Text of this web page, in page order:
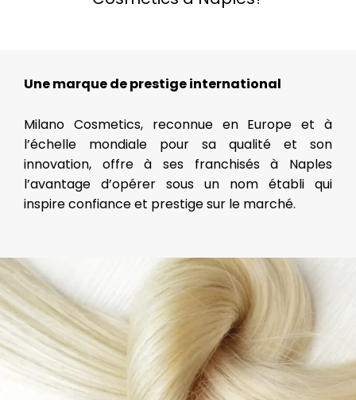
Une marque de prestige international
Milano Cosmetics, reconnue en Europe et à
l’échelle mondiale pour sa qualité et son
innovation, offre à ses franchisés à Naples
l’avantage d’opérer sous un nom établi qui
inspire confiance et prestige sur le marché.